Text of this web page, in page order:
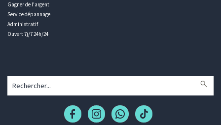
Gagner de l'argent
Service dépannage
Administratif
Ouvert 7j/7 24h/24